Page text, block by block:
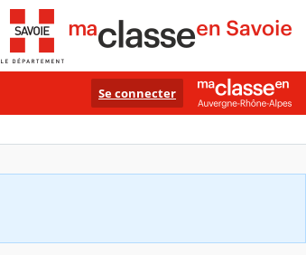
Se connecter